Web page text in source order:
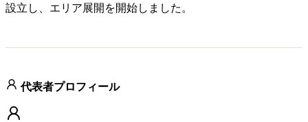
設立し、エリア展開を開始しました。
代表者プロフィール